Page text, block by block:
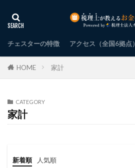
チェスターの特徴 アクセス（全国6拠点）
HOME 家計
CATEGORY
家計
新着順 人気順